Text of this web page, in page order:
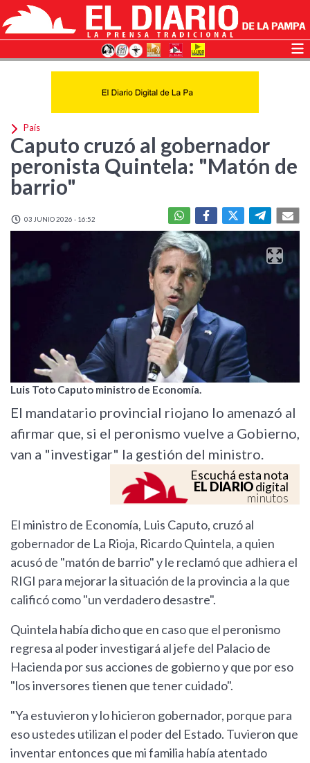
País
Caputo cruzó al gobernador
peronista Quintela: "Matón de
barrio"
03 JUNIO 2026 - 16:52
Luis Toto Caputo ministro de Economía.
El mandatario provincial riojano lo amenazó al
afirmar que, si el peronismo vuelve a Gobierno,
van a "investigar" la gestión del ministro.
Escuchá esta nota
EL DIARIOdigital
minutos
El ministro de Economía, Luis Caputo, cruzó al
gobernador de La Rioja, Ricardo Quintela, a quien
acusó de "matón de barrio" y le reclamó que adhiera el
RIGI para mejorar la situación de la provincia a la que
calificó como "un verdadero desastre".
Quintela había dicho que en caso que el peronismo
regresa al poder investigará al jefe del Palacio de
Hacienda por sus acciones de gobierno y que por eso
"los inversores tienen que tener cuidado".
"Ya estuvieron y lo hicieron gobernador, porque para
eso ustedes utilizan el poder del Estado. Tuvieron que
inventar entonces que mi familia había atentado